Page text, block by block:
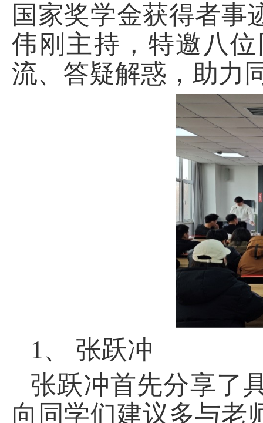
国家奖学金获得者事
伟刚主持，特邀八
流、答疑解惑，助力
1、 张跃冲
张跃冲首先分享了
向同学们建议多与老